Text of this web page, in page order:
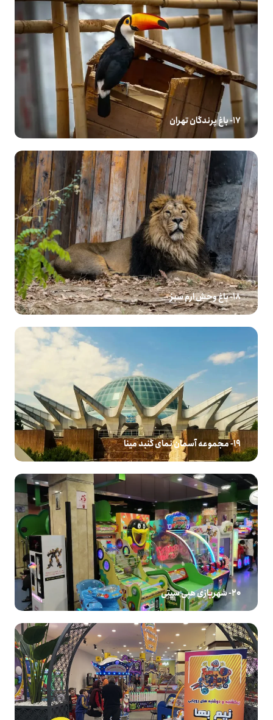
17- باغ پرندگان تهران
18- باغ وحش ارم سبز
19- مجموعه آسمان نمای گنبد مینا
20- شهربازی هپی سیتی